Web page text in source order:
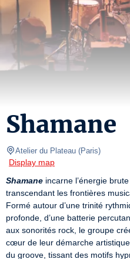
Shamane
Atelier du Plateau (Paris)
Display map
Shamane incarne l’énergie
transcendant les frontières
Formé autour d’une trinité
profonde, d’une batterie
aux sonorités rock, le groupe
cœur de leur démarche artistique,
du groove, tissant des motifs